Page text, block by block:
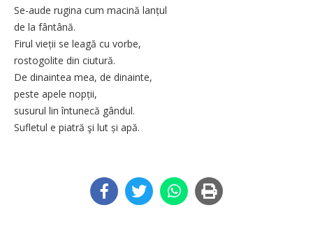
Se-aude rugina cum macină lanțul
de la fântână.
Firul vieții se leagă cu vorbe,
rostogolite din ciutură.
De dinaintea mea, de dinainte,
peste apele nopții,
susurul lin întunecă gândul.
Sufletul e piatră şi lut și apă.